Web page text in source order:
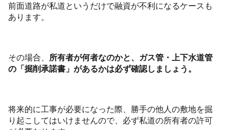
前面道路が私道というだけで融資が不利になるケースも
あります。
その場合、 所有者が何者なのかと、ガス管・上下水道管
の「掘削承諾書」があるかは必ず確認しましょう。
将来的に工事が必要になった際、勝手の他人の敷地を掘
り起こしてはいけませんので、必ず私道の所有者の許可